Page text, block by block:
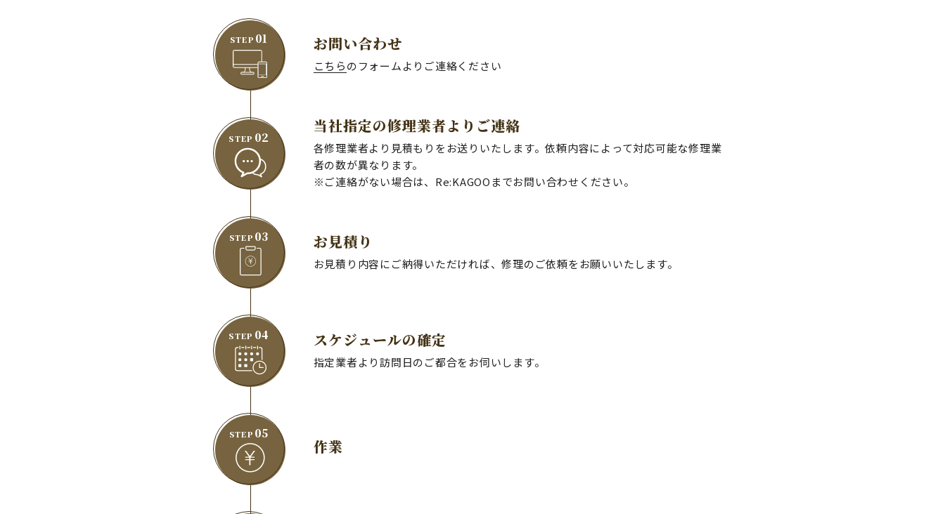
STEP 01 お問い合わせ
こちらのフォームよりご連絡ください
STEP 02
当社指定の修理業者よりご連絡
各修理業者より見積もりをお送りいたします。依頼内容によって対応可能な修理業
者の数が異なります。
※ご連絡がない場合は、Re:KAGOOまでお問い合わせください。
STEP 03 お⾒積り
お見積り内容にご納得いただければ、修理のご依頼をお願いいたします。
STEP 04 スケジュールの確定
指定業者より訪問日のご都合をお伺いします。
STEP 05
作業